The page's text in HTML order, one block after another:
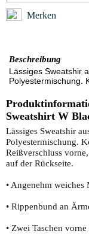
Merken
Beschreibung
Lässiges Sweatshir
Polyestermischung.
Sweatshirt W
Lässiges Sweatshir
Polyestermischung.
Reißverschluss
auf der Rückseite.
• Angenehm
• Rippenbund an
• Zwei Taschen